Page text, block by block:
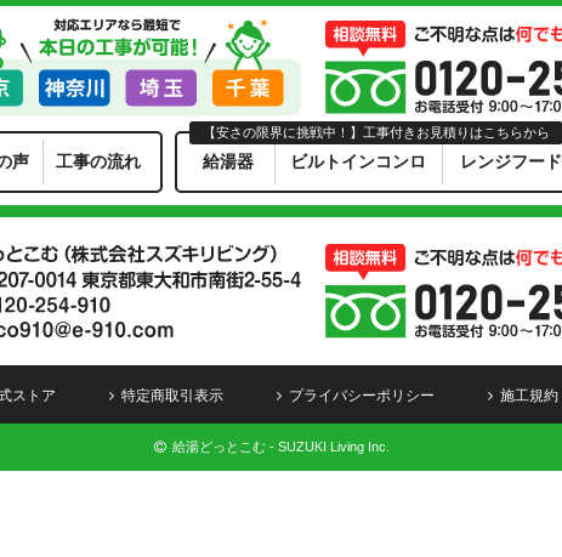
声 工事の流れ 給湯器 ビルトインコンロ レンジフード
【安さの限界に挑戦中！】工事付きお見積りはこちらから
ストア 特定商取引表示 プライバシーポリシー 施工規約
給湯どっとこむ - SUZUKI Living Inc.